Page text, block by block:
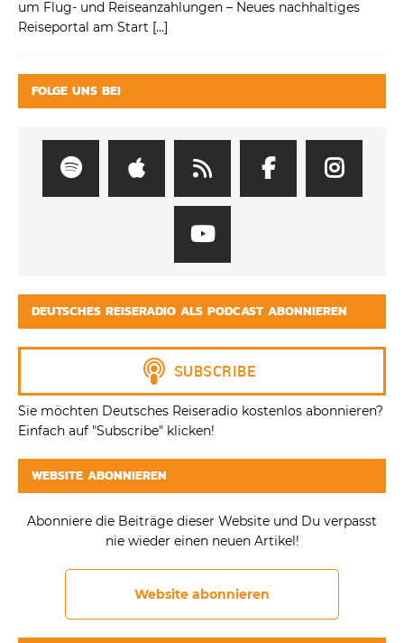
um Flug- und Reiseanzahlungen – Neues nachhaltiges
Reiseportal am Start […]
FOLGE UNS BEI
DEUTSCHES REISERADIO ALS PODCAST ABONNIEREN
Sie möchten Deutsches Reiseradio kostenlos abonnieren?
Einfach auf "Subscribe" klicken!
WEBSITE ABONNIEREN
Abonniere die Beiträge dieser Website und Du verpasst
nie wieder einen neuen Artikel!
Website abonnieren